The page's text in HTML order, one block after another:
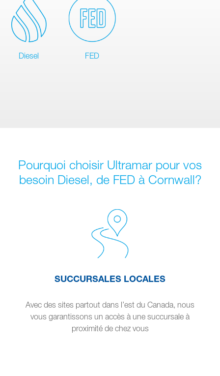
Diesel FED
Pourquoi choisir Ultramar pour vos
besoin Diesel, de FED à Cornwall?
SUCCURSALES LOCALES
Avec des sites partout dans l’est du Canada, nous
vous garantissons un accès à une succursale à
proximité de chez vous